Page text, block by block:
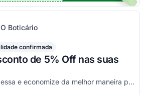
O Boticário
confirmada
de 5% Off nas suas
Não fique de fora dessa e economize da melhor maneira possível! Válido somente nessa seleção!